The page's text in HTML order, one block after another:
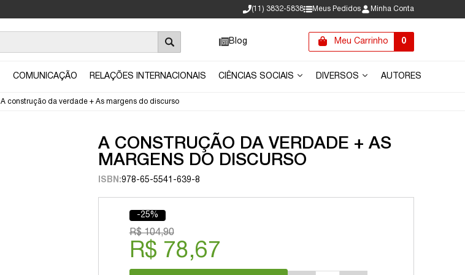
(11) 3832-5838 Meus Pedidos Minha Conta
Blog Meu Carrinho 0
COMUNICAÇÃO RELAÇÕES INTERNACIONAIS CIÊNCIAS SOCIAIS DIVERSOS AUTORES
A construção da verdade + As margens do discurso
A CONSTRUÇÃO DA VERDADE + AS
MARGENS DO DISCURSO
ISBN:978-65-5541-639-8
-25%
R$ 104,90
R$ 78,67